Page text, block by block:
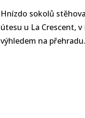
Hnízdo sokolů
útesu u La Crescent,
výhledem na